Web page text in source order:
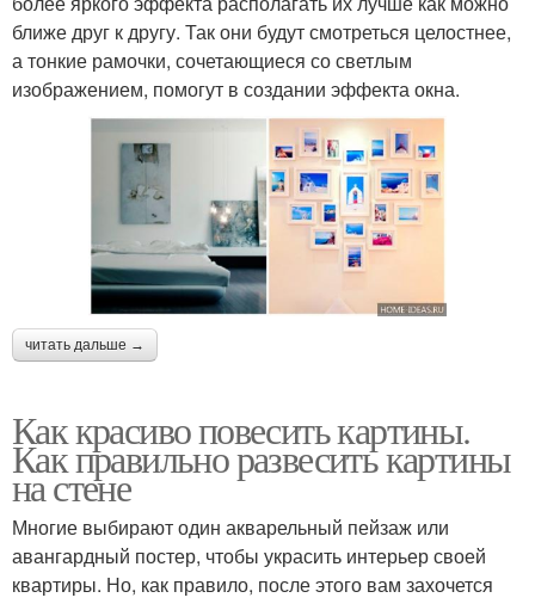
ближе друг к другу. Так они будут смотреться целостнее,
а тонкие рамочки, сочетающиеся со светлым
изображением, помогут в создании эффекта окна.
читать дальше →
Как красиво повесить картины.
Как правильно развесить картины
на стене
Многие выбирают один акварельный пейзаж или
авангардный постер, чтобы украсить интерьер своей
квартиры. Но, как правило, после этого вам захочется